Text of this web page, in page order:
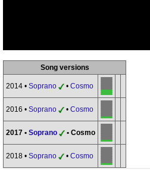
Song versions
2014 • Soprano • Cosmo
2016 • Soprano • Cosmo
2017 • Soprano • Cosmo
2018 • Soprano • Cosmo